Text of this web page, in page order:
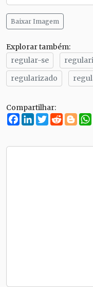
Baixar Imagem
Explorar também:
regular-se
regularizado
Compartilhar:
Facebook
LinkedIn
Twitter
Reddit